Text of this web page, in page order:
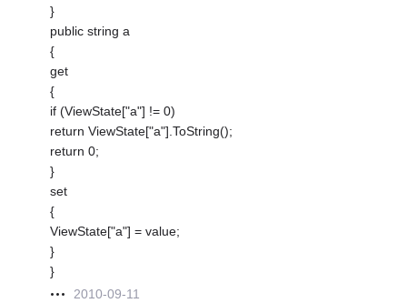
}
public string a
{
get
{
if (ViewState["a"] != 0)
return ViewState["a"].ToString();
return 0;
}
set
{
ViewState["a"] = value;
}
}
2010-09-11